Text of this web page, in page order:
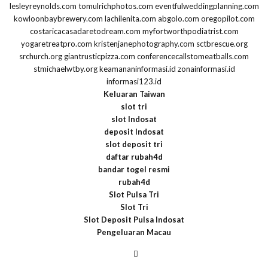
lesleyreynolds.com tomulrichphotos.com eventfulweddingplanning.com
kowloonbaybrewery.com lachilenita.com abgolo.com oregopilot.com
costaricacasadaretodream.com myfortworthpodiatrist.com
yogaretreatpro.com kristenjanephotography.com sctbrescue.org
srchurch.org giantrusticpizza.com conferencecallstomeatballs.com
stmichaelwtby.org keamananinformasi.id zonainformasi.id
informasi123.id
Keluaran Taiwan
slot tri
slot Indosat
deposit Indosat
slot deposit tri
daftar rubah4d
bandar togel resmi
rubah4d
Slot Pulsa Tri
Slot Tri
Slot Deposit Pulsa Indosat
Pengeluaran Macau